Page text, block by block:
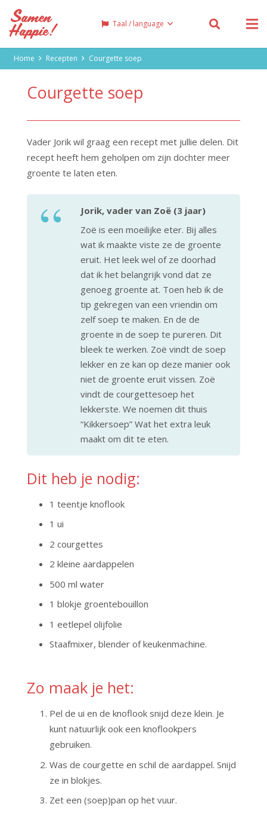
Taal / language
Home Recepten Courgette soep
Courgette soep
Vader Jorik wil graag een recept met jullie delen. Dit
recept heeft hem geholpen om zijn dochter meer
groente te laten eten.
Jorik, vader van Zoë (3 jaar)
Zoë is een moeilijke eter. Bij alles
wat ik maakte viste ze de groente
eruit. Het leek wel of ze doorhad
dat ik het belangrijk vond dat ze
genoeg groente at. Toen heb ik de
tip gekregen van een vriendin om
zelf soep te maken. En de de
groente in de soep te pureren. Dit
bleek te werken. Zoë vindt de soep
lekker en ze kan op deze manier ook
niet de groente eruit vissen. Zoë
vindt de courgettesoep het
lekkerste. We noemen dit thuis
“Kikkersoep” Wat het extra leuk
maakt om dit te eten.
Dit heb je nodig:
1 teentje knoflook
1 ui
2 courgettes
2 kleine aardappelen
500 ml water
1 blokje groentebouillon
1 eetlepel olijfolie
Staafmixer, blender of keukenmachine.
Zo maak je het:
Pel de ui en de knoflook snijd deze klein. Je
kunt natuurlijk ook een knoflookpers
gebruiken.
Was de courgette en schil de aardappel. Snijd
ze in blokjes.
Zet een (soep)pan op het vuur.